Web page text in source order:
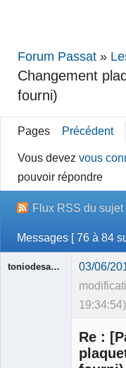
Forum Passat »
Changement
fourni)
Pages Précédent
Vous devezvous
pouvoir répondre
Flux RSS du sujet
Messages [ 76 à 84
toniodesagres 03/06/
19:34:54)
Re :